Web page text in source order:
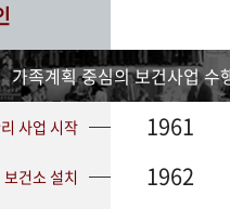
가족계획 중심의 보건사업 수
사업 시작 1961
건소 설치 1962